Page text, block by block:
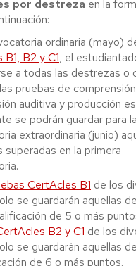
por destreza en la
ordinaria (mayo)
B2 y C1, el
a todas las destrezas o
pruebas de
auditiva y producción
se podrán guardar para la
extraordinaria (junio)
superadas en la primera
CertAcles B1 de los
se guardarán aquellas
de 5 o más
B2 y C1 de los
se guardarán aquellas
de 6 o más puntos.